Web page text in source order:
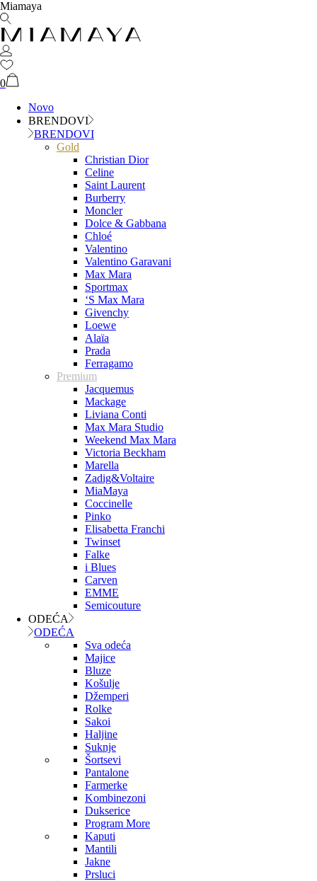
Miamaya
0
Novo
BRENDOVI
BRENDOVI
Gold
Christian Dior
Celine
Saint Laurent
Burberry
Moncler
Dolce & Gabbana
Chloé
Valentino
Valentino Garavani
Max Mara
Sportmax
‘S Max Mara
Givenchy
Loewe
Alaïa
Prada
Ferragamo
Premium
Jacquemus
Mackage
Liviana Conti
Max Mara Studio
Weekend Max Mara
Victoria Beckham
Marella
Zadig&Voltaire
MiaMaya
Coccinelle
Pinko
Elisabetta Franchi
Twinset
Falke
i Blues
Carven
EMME
Semicouture
ODEĆA
ODEĆA
Sva odeća
Majice
Bluze
Košulje
Džemperi
Rolke
Sakoi
Haljine
Suknje
Šortsevi
Pantalone
Farmerke
Kombinezoni
Dukserice
Program More
Kaputi
Mantili
Jakne
Prsluci